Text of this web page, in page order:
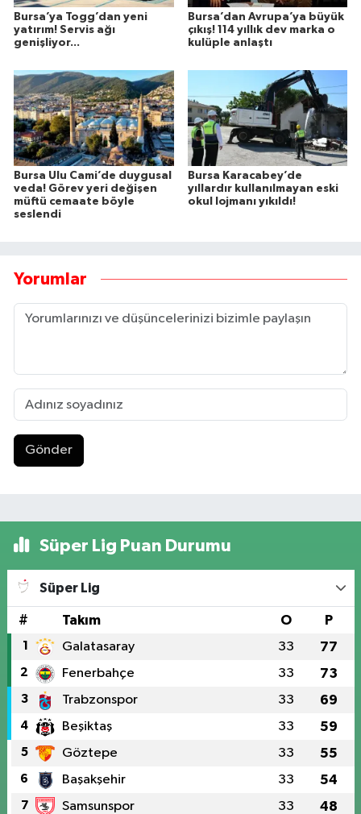
Bursa’ya Togg’dan yeni
yatırım! Servis ağı
genişliyor...
Bursa’dan Avrupa’ya büyük
çıkış! 114 yıllık dev marka o
kulüple anlaştı
Bursa Ulu Cami’de duygusal
veda! Görev yeri değişen
müftü cemaate böyle
seslendi
Bursa Karacabey’de
yıllardır kullanılmayan eski
okul lojmanı yıkıldı!
Yorumlar
Gönder
Süper Lig Puan Durumu
Süper Lig
# Takım O P
1 Galatasaray 33 77
2 Fenerbahçe 33 73
3 Trabzonspor 33 69
4 Beşiktaş 33 59
5 Göztepe 33 55
6 Başakşehir 33 54
7 Samsunspor 33 48